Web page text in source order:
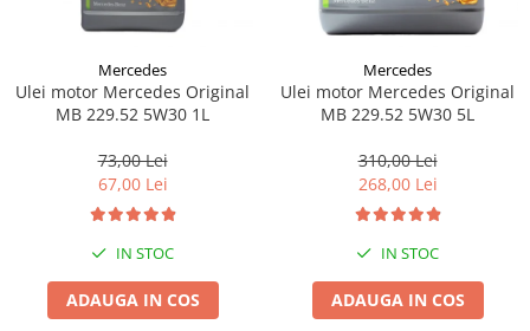
Intretinere moto
Curatare moto
Covor moto
Genti bagaje moto
Suporti si placi prindere
Mercedes
Ulei motor Mercedes Original
MB 229.52 5W30 1L
73,00 Lei
67,00 Lei
IN STOC
ADAUGA IN COS
Mercedes
Ulei motor Mercedes Original
MB 229.52 5W30 5L
310,00 Lei
268,00 Lei
IN STOC
ADAUGA IN COS